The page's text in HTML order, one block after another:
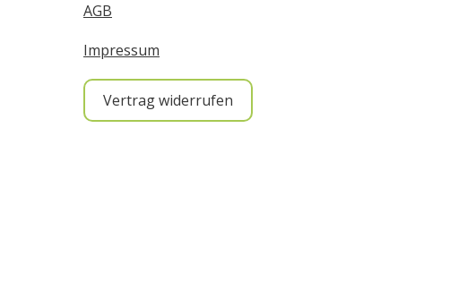
AGB
Impressum
Vertrag widerrufen